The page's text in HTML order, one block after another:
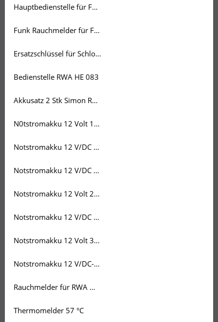
Hauptbedienstelle für Funk RWA
Funk Rauchmelder für Funk-RWA
Ersatzschlüssel für Schloss RWA-Zentrale aus unserem Sortiment
Bedienstelle RWA HE 083
Akkusatz 2 Stk Simon RWA 12V/DC-0,75Ah
N0tstromakku 12 Volt 1,2 Ah
Notstromakku 12 V/DC 12 Ah
Notstromakku 12 V/DC 18 Ah
Notstromakku 12 Volt 2,2 Ah
Notstromakku 12 V/DC 26 Ah
Notstromakku 12 Volt 3,4 Ah
Notstromakku 12 V/DC- 7,2 Ah
Rauchmelder für RWA mit Sockel
Thermomelder 57 °C